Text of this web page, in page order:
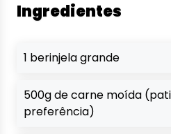
Ingredientes
1 berinjela grande
500g de carne moída
preferência)